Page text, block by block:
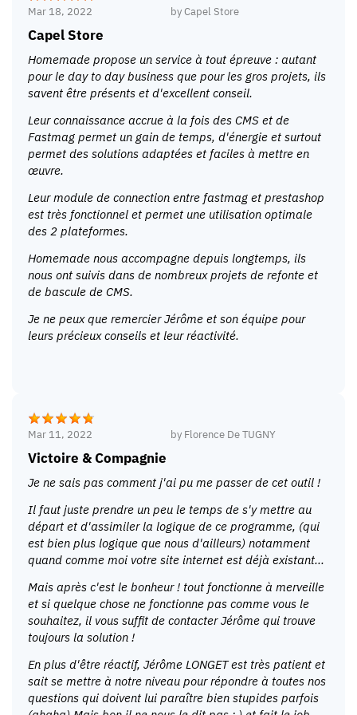
Mar 18, 2022 byCapel Store
Capel Store
Homemade propose un service à tout épreuve : autant
pour le day to day business que pour les gros projets, ils
savent être présents et d'excellent conseil.
Leur connaissance accrue à la fois des CMS et de
Fastmag permet un gain de temps, d'énergie et surtout
permet des solutions adaptées et faciles à mettre en
œuvre.
Leur module de connection entre fastmag et prestashop
est très fonctionnel et permet une utilisation optimale
des 2 plateformes.
Homemade nous accompagne depuis longtemps, ils
nous ont suivis dans de nombreux projets de refonte et
de bascule de CMS.
Je ne peux que remercier Jérôme et son équipe pour
leurs précieux conseils et leur réactivité.
Mar 11, 2022 by Florence De TUGNY
Victoire & Compagnie
Je ne sais pas comment j'ai pu me passer de cet outil !
Il faut juste prendre un peu le temps de s'y mettre au
départ et d'assimiler la logique de ce programme, (qui
est bien plus logique que nous d'ailleurs) notamment
quand comme moi votre site internet est déjà existant...
Mais après c'est le bonheur ! tout fonctionne à merveille
et si quelque chose ne fonctionne pas comme vous le
souhaitez, il vous suffit de contacter Jérôme qui trouve
toujours la solution !
En plus d'être réactif, Jérôme LONGET est très patient et
sait se mettre à notre niveau pour répondre à toutes nos
questions qui doivent lui paraître bien stupides parfois